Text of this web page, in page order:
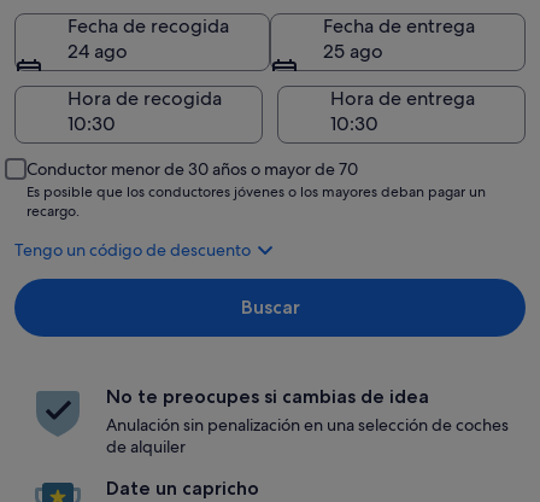
Fecha de recogida
24 ago
Fecha de entrega
25 ago
Hora de recogida
Hora de entrega
Conductor menor de 30 años o mayor de 70
Es posible que los conductores jóvenes o los mayores deban pagar un
recargo.
Tengo un código de descuento
Buscar
No te preocupes si cambias de idea
Anulación sin penalización en una selección de coches
de alquiler
Date un capricho